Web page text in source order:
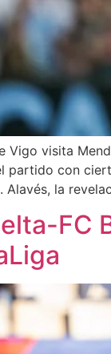
Vigo visita
partido con
Alavés, la
FC